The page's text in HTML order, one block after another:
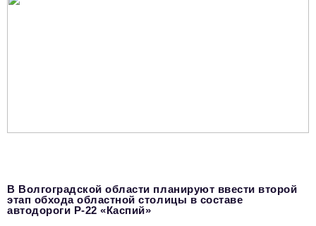
В Волгоградской области планируют ввести второй
этап обхода областной столицы в составе
автодороги Р-22 «Каспий»